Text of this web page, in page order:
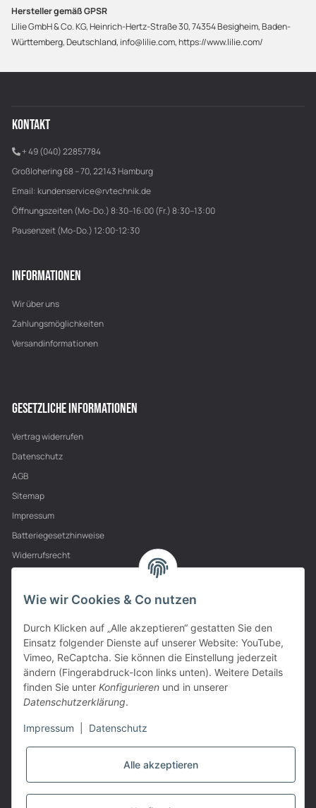
Hersteller gemäß GPSR
Lilie GmbH & Co. KG, Heinrich-Hertz-Straße 30, 74354 Besigheim, Baden-
Württemberg, Deutschland, info@lilie.com, https://www.lilie.com/
KONTAKT
+ 49 (040) 22857784
Großlohering 68 – 70, 22143 Hamburg
Email: kundenservice@rvtechnik.de
Öffnungszeiten (Mo-Do.) 8:30–16:00 (Fr.) 8:30–13:00
Pausenzeit (Mo-Do.) 12:00-12:30
INFORMATIONEN
Wir über uns
Zahlungsmöglichkeiten
Versandinformationen
GESETZLICHE INFORMATIONEN
Vertrag widerrufen
Datenschutz
AGB
Sitemap
Impressum
Batteriegesetzhinweise
Widerrufsrecht
PARTNER
VERTRAG WIDERRUFEN
Wie wir Cookies & Co nutzen
Durch Klicken auf „Alle akzeptieren“ gestatten Sie den
Einsatz folgender Dienste auf unserer Website: YouTube,
Vimeo, ReCaptcha. Sie können die Einstellung jederzeit
ändern (Fingerabdruck-Icon links unten). Weitere Details
finden Sie unter Konfigurieren und in unserer
Datenschutzerklärung.
Impressum Datenschutz
Alle akzeptieren